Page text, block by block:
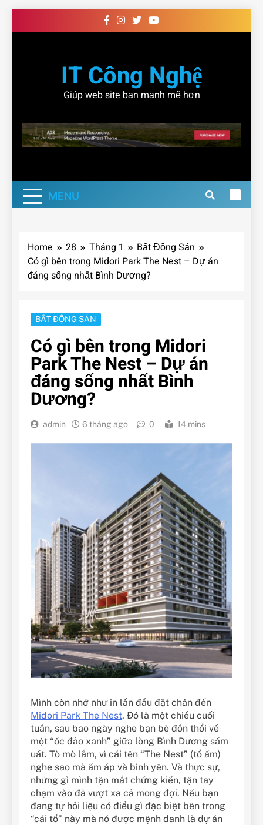
to
IT Công Nghệ
Giúp web site bạn mạnh mẽ hơn
MENU
Home 28 Tháng 1
Bất Động Sản
Có gì bên trong Midori Park The Nest – Dự án
đáng sống nhất Bình Dương?
BẤT ĐỘNG SẢN
Có gì bên trong Midori
Park The Nest – Dự án
đáng sống nhất Bình
Dương?
admin 6 tháng ago 0 14 mins
Mình còn nhớ như in lần đầu đặt chân đến
Midori Park The Nest. Đó là một chiều cuối
tuần, sau bao ngày nghe bạn bè đồn thổi về
một “ốc đảo xanh” giữa lòng Bình Dương sầm
uất. Tò mò lắm, vì cái tên “The Nest” (tổ ấm)
nghe sao mà ấm áp và bình yên. Và thực sự,
những gì mình tận mắt chứng kiến, tận tay
chạm vào đã vượt xa cả mong đợi. Nếu bạn
đang tự hỏi liệu có điều gì đặc biệt bên trong
“cái tổ” này mà nó được mệnh danh là dự án